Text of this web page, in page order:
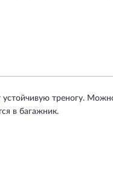
треногу.
в багажник.